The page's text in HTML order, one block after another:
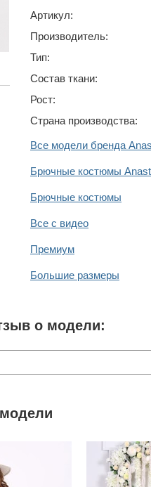
Артикул:
Производитель:
Тип:
Состав ткани:
Рост:
Страна производства:
Все модели бренда
Брючные костюмы
Брючные костюмы
Все с видео
Премиум
Большие размеры
о модели: